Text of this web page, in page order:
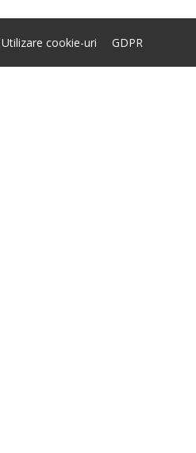
Utilizare cookie-uri GDPR